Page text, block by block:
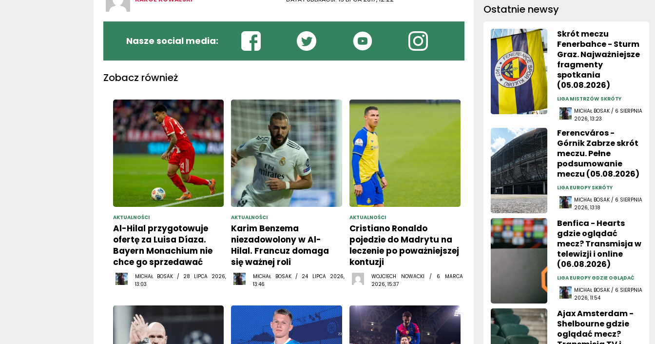
Nasze social media:
Zobacz również
AKTUALNOŚCI
Al-Hilal przygotowuje
ofertę za Luisa Díaza.
Bayern Monachium nie
chce go sprzedawać
MICHAŁ BOSAK / 28 LIPCA 2026,
13:03
AKTUALNOŚCI
Karim Benzema
niezadowolony w Al-
Hilal. Francuz domaga
się ważnej roli
MICHAŁ BOSAK / 24 LIPCA 2026,
13:46
AKTUALNOŚCI
Cristiano Ronaldo
pojedzie do Madrytu na
leczenie po poważniejszej
kontuzji
WOJCIECH NOWACKI / 6 MARCA
2026, 15:37
Ostatnie newsy
Skrót meczu
Fenerbahce - Sturm
Graz. Najważniejsze
fragmenty
spotkania
(05.08.2026)
LIGA MISTRZÓW SKRÓTY
MICHAŁ BOSAK / 6 SIERPNIA
2026, 13:23
Ferencváros -
Górnik Zabrze skrót
meczu. Pełne
podsumowanie
meczu (05.08.2026)
LIGA EUROPY SKRÓTY
MICHAŁ BOSAK / 6 SIERPNIA
2026, 13:18
Benfica - Hearts
gdzie oglądać
mecz? Transmisja w
telewizji i online
(06.08.2026)
LIGA EUROPY GDZIE OGLĄDAĆ
MICHAŁ BOSAK / 6 SIERPNIA
2026, 11:54
Ajax Amsterdam -
Shelbourne gdzie
oglądać mecz?